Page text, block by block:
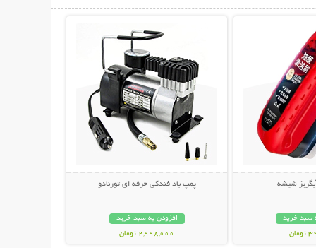
شیشه
سبد خرید
پمپ باد فندکی حرفه ای تورنادو
افزودن به سبد خرید
2,998,000 تومان